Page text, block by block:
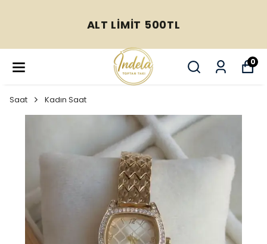
ALT LİMİT 500TL
0
Saat Kadın Saat